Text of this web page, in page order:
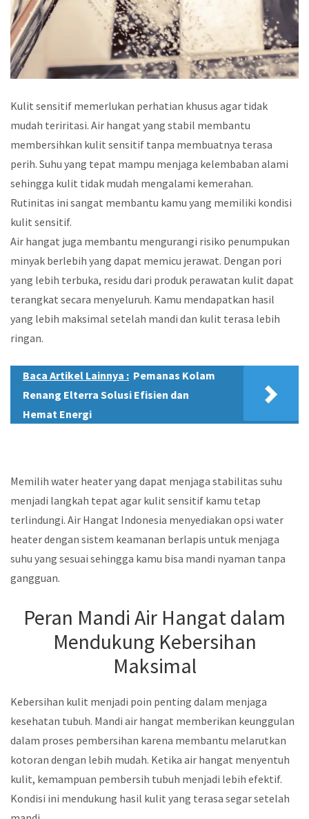
Kulit sensitif memerlukan perhatian khusus agar tidak
mudah teriritasi. Air hangat yang stabil membantu
membersihkan kulit sensitif tanpa membuatnya terasa
perih. Suhu yang tepat mampu menjaga kelembaban alami
sehingga kulit tidak mudah mengalami kemerahan.
Rutinitas ini sangat membantu kamu yang memiliki kondisi
kulit sensitif.
Air hangat juga membantu mengurangi risiko penumpukan
minyak berlebih yang dapat memicu jerawat. Dengan pori
yang lebih terbuka, residu dari produk perawatan kulit dapat
terangkat secara menyeluruh. Kamu mendapatkan hasil
yang lebih maksimal setelah mandi dan kulit terasa lebih
ringan.
Baca Artikel Lainnya : Pemanas Kolam
Renang Elterra Solusi Efisien dan
Hemat Energi
Memilih water heater yang dapat menjaga stabilitas suhu
menjadi langkah tepat agar kulit sensitif kamu tetap
terlindungi. Air Hangat Indonesia menyediakan opsi water
heater dengan sistem keamanan berlapis untuk menjaga
suhu yang sesuai sehingga kamu bisa mandi nyaman tanpa
gangguan.
Peran Mandi Air Hangat dalam
Mendukung Kebersihan
Maksimal
Kebersihan kulit menjadi poin penting dalam menjaga
kesehatan tubuh. Mandi air hangat memberikan keunggulan
dalam proses pembersihan karena membantu melarutkan
kotoran dengan lebih mudah. Ketika air hangat menyentuh
kulit, kemampuan pembersih tubuh menjadi lebih efektif.
Kondisi ini mendukung hasil kulit yang terasa segar setelah